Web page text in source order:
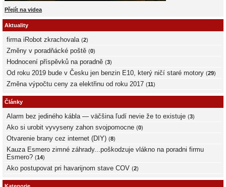
Přejít na videa
Aktuality
firma iRobot zkrachovala (2)
Změny v poradňácké poště (0)
Hodnocení příspěvků na poradně (3)
Od roku 2019 bude v Česku jen benzin E10, který ničí staré motory (29)
Změna výpočtu ceny za elektřinu od roku 2017 (11)
Články
Alarm bez jediného kábla — väčšina ľudí nevie že to existuje (3)
Ako si urobit vyvyseny zahon svojpomocne (0)
Otvarenie brany cez internet (DIY) (8)
Kauza Esmero zimné záhrady...poškodzuje vlákno na poradni firmu
Esmero? (14)
Ako postupovat pri havarijnom stave COV (2)